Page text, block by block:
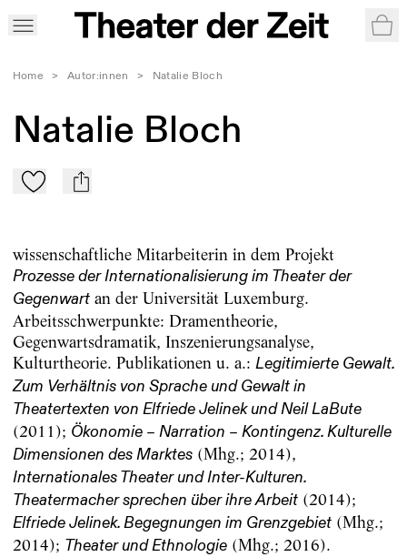
Home > Autor:innen > Natalie Bloch
Natalie Bloch
Zu Mein-TdZ hinzufügen
mail
wissenschaftliche Mitarbeiterin in dem Projekt
Prozesse der Internationalisierung im Theater der
Gegenwartan der Universität Luxemburg.
Arbeitsschwerpunkte: Dramentheorie,
Gegenwartsdramatik, Inszenierungsanalyse,
Kulturtheorie. Publikationen u. a.: Legitimierte Gewalt.
Zum Verhältnis von Sprache und Gewalt in
Theatertexten von Elfriede Jelinek und Neil LaBute
(2011); Ökonomie – Narration – Kontingenz. Kulturelle
Dimensionen des Marktes(Mhg.; 2014),
Internationales Theater und Inter-Kulturen.
Theatermacher sprechen über ihre Arbeit(2014);
Elfriede Jelinek. Begegnungen im Grenzgebiet(Mhg.;
2014); Theater und Ethnologie(Mhg.; 2016).